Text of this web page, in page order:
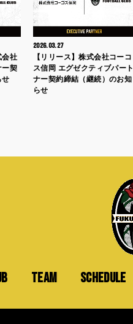
会社
ー契
せ
2026.03.27
【リリース】株式会社コーコ
ス信岡 エグゼクティブパート
ナー契約締結（継続）のお知
らせ
TEAM SCHEDULE